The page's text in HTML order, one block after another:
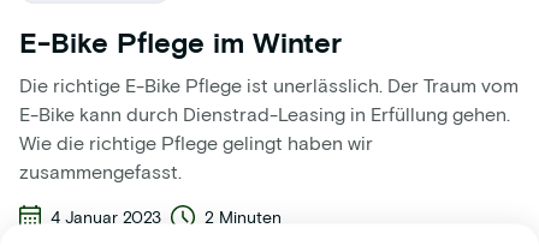
E-Bike Pflege im Winter
Die richtige E-Bike Pflege ist unerlässlich. Der Traum vom
E-Bike kann durch Dienstrad-Leasing in Erfüllung gehen.
Wie die richtige Pflege gelingt haben wir
zusammengefasst.
4 Januar 2023 2 Minuten